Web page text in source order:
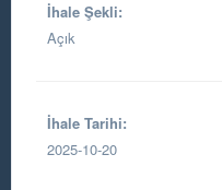
İhale Şekli:
Açık
İhale Tarihi:
2025-10-20